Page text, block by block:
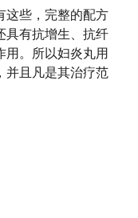
这些，完整的配方
具有抗增生、抗纤
用。所以妇炎丸用
并且凡是其治疗范